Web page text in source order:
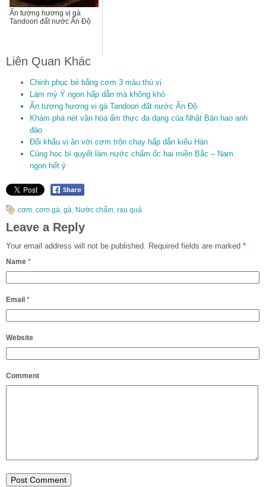
Ấn tượng hương vị gà
Tandoori đất nước Ấn Độ
Liên Quan Khác
Chinh phục bé bằng cơm 3 màu thú vị
Làm mỳ Ý ngon hấp dẫn mà không khó
Ấn tượng hương vị gà Tandoori đất nước Ấn Độ
Khám phá nét văn hóa ẩm thực đa dạng của Nhật Bản hao anh
đào
Đổi khẩu vị ăn với cơm trộn chay hấp dẫn kiểu Hàn
Cùng học bí quyết làm nước chấm ốc hai miền Bắc – Nam
ngon hết ý
cơm, cơm gà, gà, Nước chấm, rau quả
Leave a Reply
Your email address will not be published. Required fields are marked *
Name *
Email *
Website
Comment